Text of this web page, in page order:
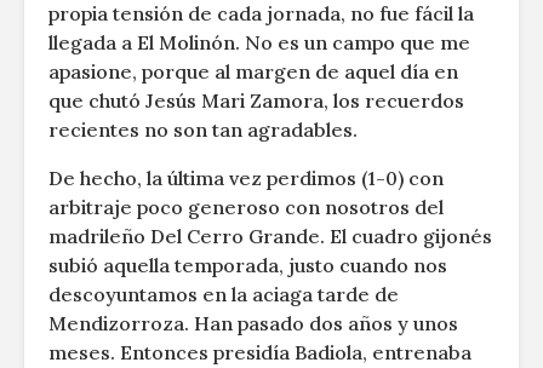
propia tensión de cada jornada, no fue fácil la
llegada a El Molinón. No es un campo que me
apasione, porque al margen de aquel día en
que chutó Jesús Mari Zamora, los recuerdos
recientes no son tan agradables.
De hecho, la última vez perdimos (1-0) con
arbitraje poco generoso con nosotros del
madrileño Del Cerro Grande. El cuadro gijonés
subió aquella temporada, justo cuando nos
descoyuntamos en la aciaga tarde de
Mendizorroza. Han pasado dos años y unos
meses. Entonces presidía Badiola, entrenaba